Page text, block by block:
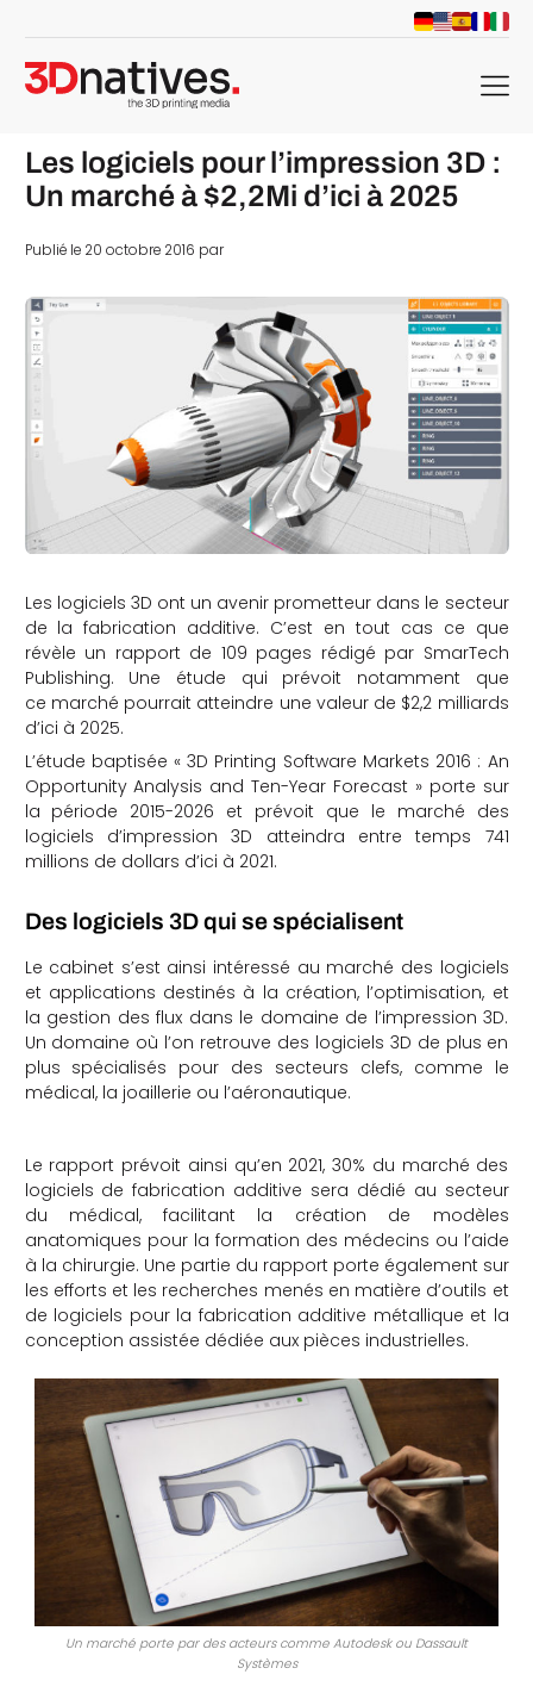
menu
Les logiciels pour l’impression 3D :
Un marché à $2,2Mi d’ici à 2025
Publié le 20 octobre 2016 par
Les logiciels 3D ont un avenir prometteur dans le secteur
de la fabrication additive. C’est en tout cas ce que
révèle un rapport de 109 pages rédigé par SmarTech
Publishing. Une étude qui prévoit notamment que
ce marché pourrait atteindre une valeur de $2,2 milliards
d’ici à 2025.
L’étude baptisée « 3D Printing Software Markets 2016 : An
Opportunity Analysis and Ten-Year Forecast » porte sur
la période 2015-2026 et prévoit que le marché des
logiciels d’impression 3D atteindra entre temps 741
millions de dollars d’ici à 2021.
Des logiciels 3D qui se spécialisent
Le cabinet s’est ainsi intéressé au marché des logiciels
et applications destinés à la création, l’optimisation, et
la gestion des flux dans le domaine de l’impression 3D.
Un domaine où l’on retrouve des logiciels 3D de plus en
plus spécialisés pour des secteurs clefs, comme le
médical, la joaillerie ou l’aéronautique.
Le rapport prévoit ainsi qu’en 2021, 30% du marché des
logiciels de fabrication additive sera dédié au secteur
du médical, facilitant la création de modèles
anatomiques pour la formation des médecins ou l’aide
à la chirurgie. Une partie du rapport porte également sur
les efforts et les recherches menés en matière d’outils et
de logiciels pour la fabrication additive métallique et la
conception assistée dédiée aux pièces industrielles.
Un marché porte par des acteurs comme Autodesk ou Dassault
Systèmes